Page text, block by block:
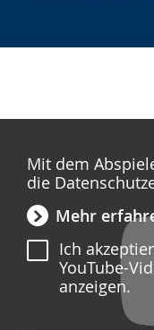
Mit dem
die
Mehr
Ich
YouTube-
anzeigen.